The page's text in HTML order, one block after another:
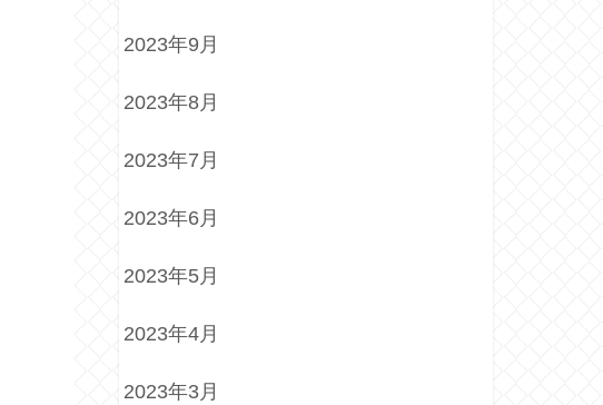
2023年9月
2023年8月
2023年7月
2023年6月
2023年5月
2023年4月
2023年3月